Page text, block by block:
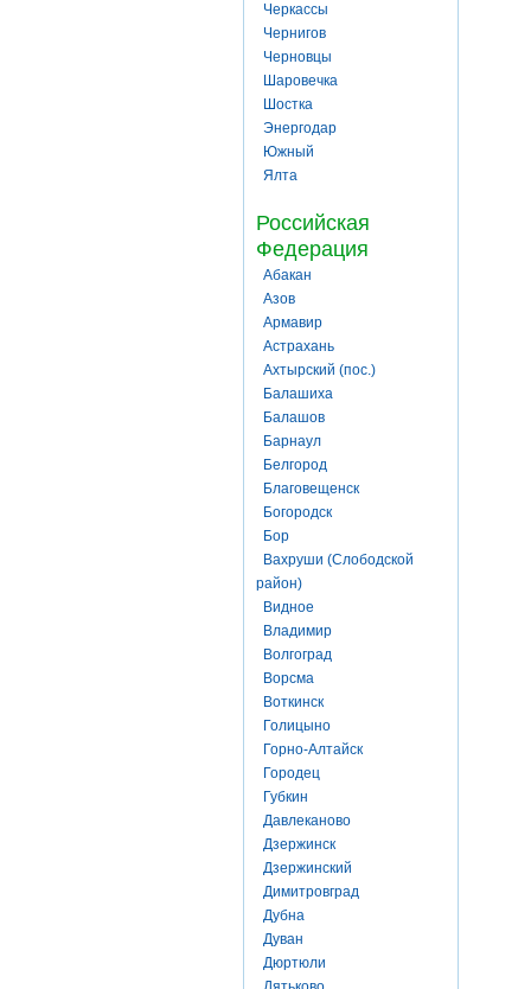
Черкассы
Чернигов
Черновцы
Шаровечка
Шостка
Энергодар
Южный
Ялта
Российская
Федерация
Абакан
Азов
Армавир
Астрахань
Ахтырский (пос.)
Балашиха
Балашов
Барнаул
Белгород
Благовещенск
Богородск
Бор
Вахруши (Слободской
район)
Видное
Владимир
Волгоград
Ворсма
Воткинск
Голицыно
Горно-Алтайск
Городец
Губкин
Давлеканово
Дзержинск
Дзержинский
Димитровград
Дубна
Дуван
Дюртюли